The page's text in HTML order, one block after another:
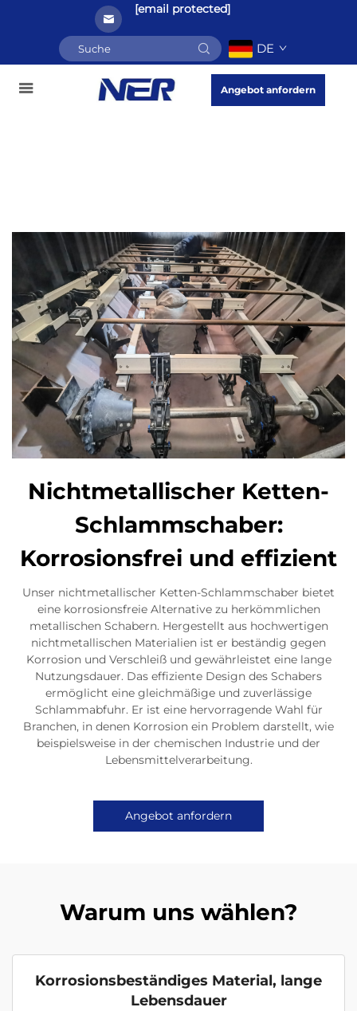
[email protected]
DE
Angebot anfordern
Nichtmetallischer Ketten-
Schlammschaber:
Korrosionsfrei und effizient
Unser nichtmetallischer Ketten-Schlammschaber bietet
eine korrosionsfreie Alternative zu herkömmlichen
metallischen Schabern. Hergestellt aus hochwertigen
nichtmetallischen Materialien ist er beständig gegen
Korrosion und Verschleiß und gewährleistet eine lange
Nutzungsdauer. Das effiziente Design des Schabers
ermöglicht eine gleichmäßige und zuverlässige
Schlammabfuhr. Er ist eine hervorragende Wahl für
Branchen, in denen Korrosion ein Problem darstellt, wie
beispielsweise in der chemischen Industrie und der
Lebensmittelverarbeitung.
Angebot anfordern
Warum uns wählen?
Korrosionsbeständiges Material, lange
Lebensdauer